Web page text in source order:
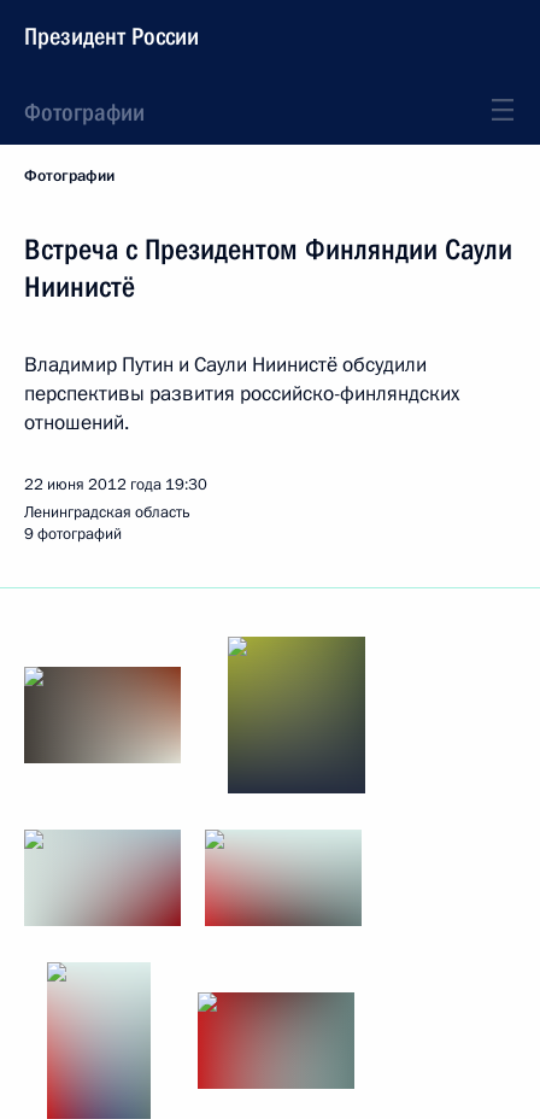
Президент России
Фотографии
Фотографии
Встреча с Президентом Финляндии Саули
Ниинистё
Владимир Путин и Саули Ниинистё обсудили
перспективы развития российско-финляндских
отношений.
22 июня 2012 года 19:30
Ленинградская область
9 фотографий